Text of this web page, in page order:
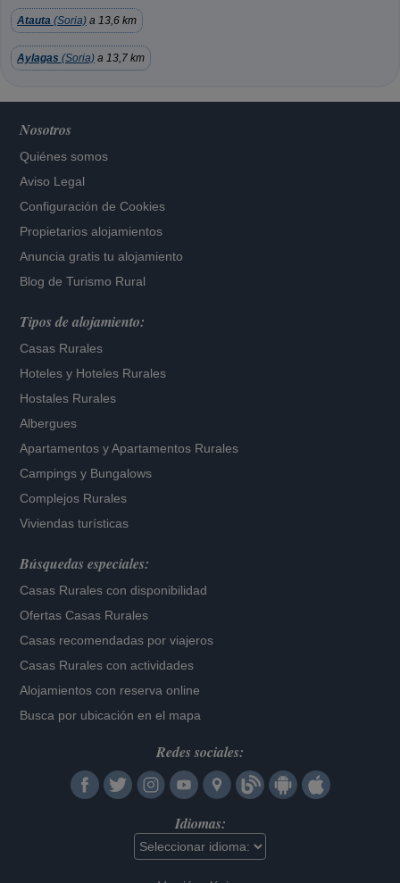
Atauta (Soria) a 13,6 km
Aylagas (Soria) a 13,7 km
Nosotros
Quiénes somos
Aviso Legal
Configuración de Cookies
Propietarios alojamientos
Anuncia gratis tu alojamiento
Blog de Turismo Rural
Tipos de alojamiento:
Casas Rurales
Hoteles y Hoteles Rurales
Hostales Rurales
Albergues
Apartamentos yApartamentos Rurales
Campings y Bungalows
Complejos Rurales
Viviendas turísticas
Búsquedas especiales:
Casas Rurales con disponibilidad
Ofertas Casas Rurales
Casas recomendadas por viajeros
Casas Rurales con actividades
Alojamientos con reserva online
Busca por ubicación en el mapa
Redes sociales:
Idiomas: